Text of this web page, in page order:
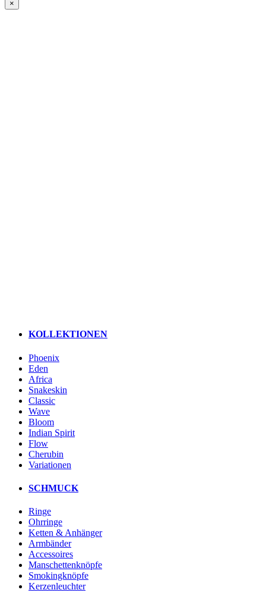
×
KOLLEKTIONEN
Phoenix
Eden
Africa
Snakeskin
Classic
Wave
Bloom
Indian Spirit
Flow
Cherubin
Variationen
SCHMUCK
Ringe
Ohrringe
Ketten & Anhänger
Armbänder
Accessoires
Manschettenknöpfe
Smokingknöpfe
Kerzenleuchter